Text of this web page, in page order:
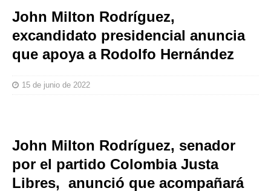
John Milton Rodríguez,
excandidato presidencial anuncia
que apoya a Rodolfo Hernández
15 de junio de 2022
John Milton Rodríguez, senador
por el partido Colombia Justa
Libres, anunció que acompañará